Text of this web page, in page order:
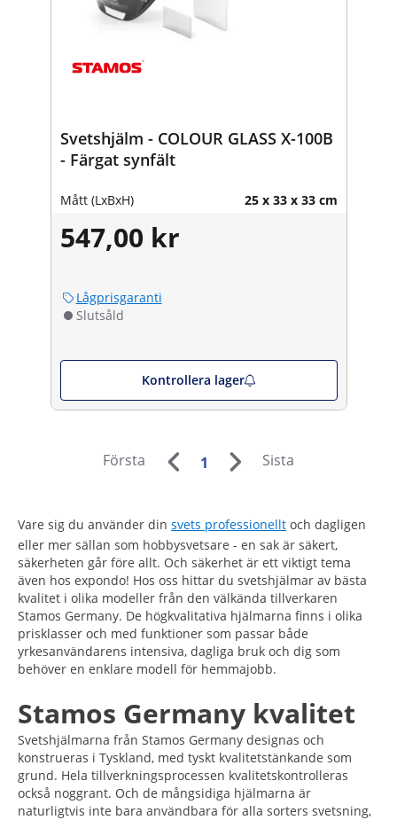
Svetshjälm - COLOUR GLASS X-100B
- Färgat synfält
Mått (LxBxH) 25 x 33 x 33 cm
547,00 kr
Lågprisgaranti
Slutsåld
Kontrollera lager
Första 1 Sista
Vare sig du använder din svets professionellt och dagligen
eller mer sällan som hobbysvetsare - en sak är säkert,
säkerheten går före allt. Och säkerhet är ett viktigt tema
även hos expondo! Hos oss hittar du svetshjälmar av bästa
kvalitet i olika modeller från den välkända tillverkaren
Stamos Germany. De högkvalitativa hjälmarna finns i olika
prisklasser och med funktioner som passar både
yrkesanvändarens intensiva, dagliga bruk och dig som
behöver en enklare modell för hemmajobb.
Stamos Germany kvalitet
Svetshjälmarna från Stamos Germany designas och
konstrueras i Tyskland, med tyskt kvalitetstänkande som
grund. Hela tillverkningsprocessen kvalitetskontrolleras
också noggrant. Och de mångsidiga hjälmarna är
naturligtvis inte bara användbara för alla sorters svetsning,